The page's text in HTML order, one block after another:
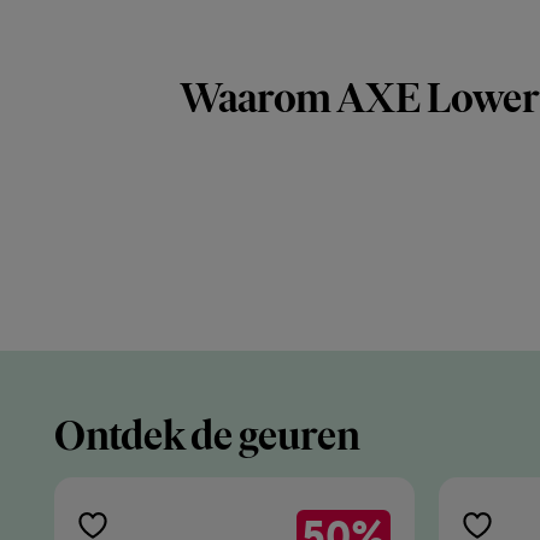
Waarom AXE
Ontdek de geuren